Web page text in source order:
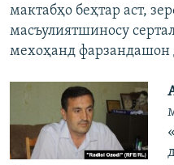
мактабҳо беҳтар аст,
масъулиятшиносу
мехоҳанд фарзандашон